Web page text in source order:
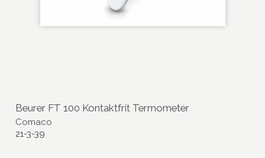
Beurer FT 100 Kontaktfrit Termometer
Comaco
21-3-39